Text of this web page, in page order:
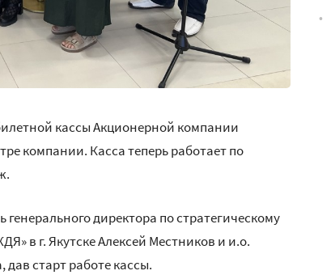
кассы Акционерной компании
компании. Касса теперь работает по
директора по стратегическому
в г. Якутске Алексей Местников и и.о.
старт работе кассы.